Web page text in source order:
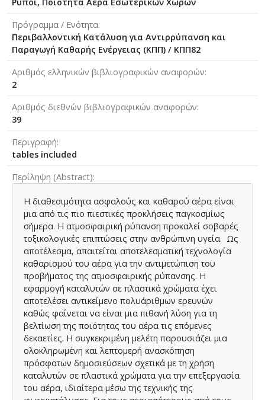
Πρόγραμμα / Ενότητα
Περιβαλλοντική Κατάλυση για Αντιρρύπανση και
Παραγωγή Καθαρής Ενέργειας (ΚΠΠ) / ΚΠΠ82
Αριθμός ελληνικών βιβλιογραφικών αναφορών
2
Αριθμός διεθνών βιβλιογραφικών αναφορών
39
Περιγραφή
tables included
Περίληψη (Abstract)
Η διαθεσιμότητα ασφαλούς και καθαρού αέρα είναι
μια από τις πιο πιεστικές προκλήσεις παγκοσμίως
σήμερα. Η ατμοσφαιρική ρύπανση προκαλεί σοβαρές
τοξικολογικές επιπτώσεις στην ανθρώπινη υγεία. Ως
αποτέλεσμα, απαιτείται αποτελεσματική τεχνολογία
καθαρισμού του αέρα για την αντιμετώπιση του
προβήματος της ατμοσφαιρικής ρύπανσης. Η
εφαρμογή καταλυτών σε πλαστικά χρώματα έχει
αποτελέσει αντικείμενο πολυάριθμων ερευνών
καθώς φαίνεται να είναι μια πιθανή λύση για τη
βελτίωση της ποιότητας του αέρα τις επόμενες
δεκαετίες. Η συγκεκριμένη μελέτη παρουσιάζει μια
ολοκληρωμένη και λεπτομερή ανασκόπηση
πρόσφατων δημοσιεύσεων σχετικά με τη χρήση
καταλυτών σε πλαστικά χρώματα για την επεξεργασία
του αέρα, ιδιαίτερα μέσω της τεχνικής της